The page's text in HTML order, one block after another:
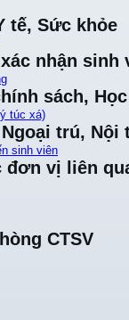
tế, Sức khỏe
nhận sinh
sách,
túc xá)
trú, Nội
sinh viên
đơn vị liên
CTSV